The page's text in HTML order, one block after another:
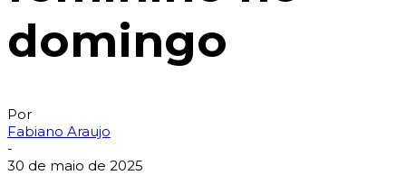
domingo
Por
Fabiano Araujo
-
30 de maio de 2025